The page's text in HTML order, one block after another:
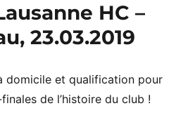
HC –
23.03.2019
domicile et qualification pour
de l’histoire du club !